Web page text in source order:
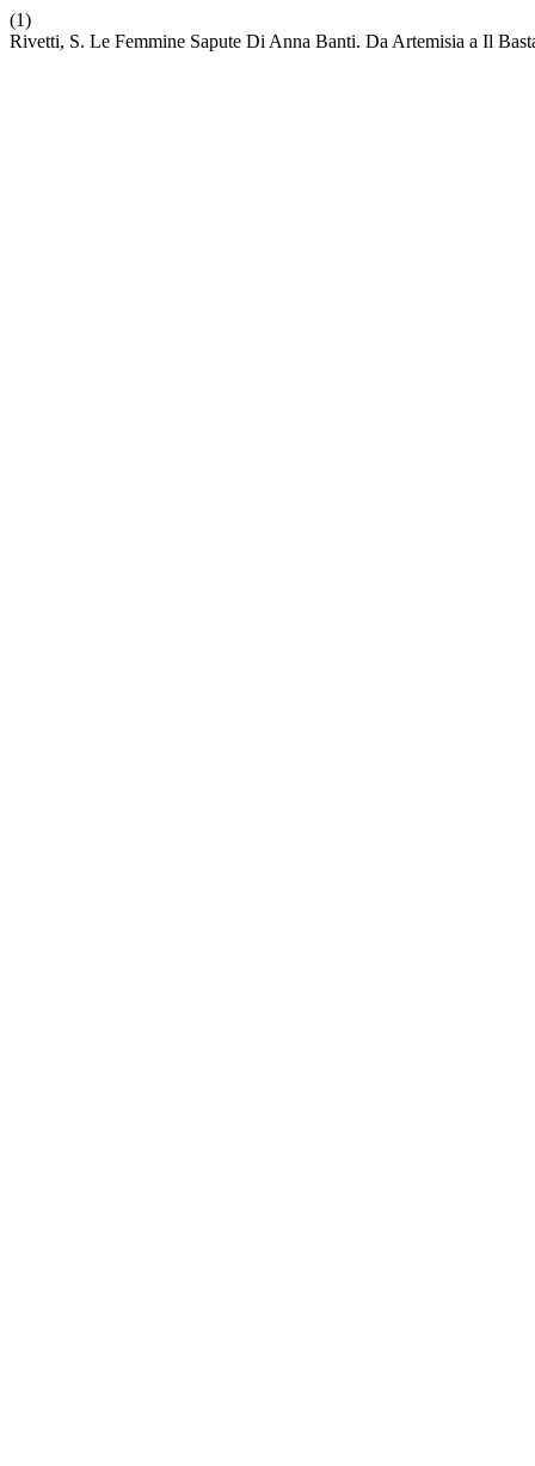
(1)
Rivetti, S. Le Femmine Sapute Di Anna Banti. Da Artemisia a Il